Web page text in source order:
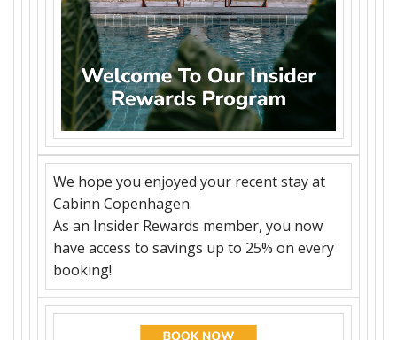
We hope you enjoyed your recent stay at
Cabinn Copenhagen.
As an Insider Rewards member, you now
have access to savings up to 25% on every
booking!